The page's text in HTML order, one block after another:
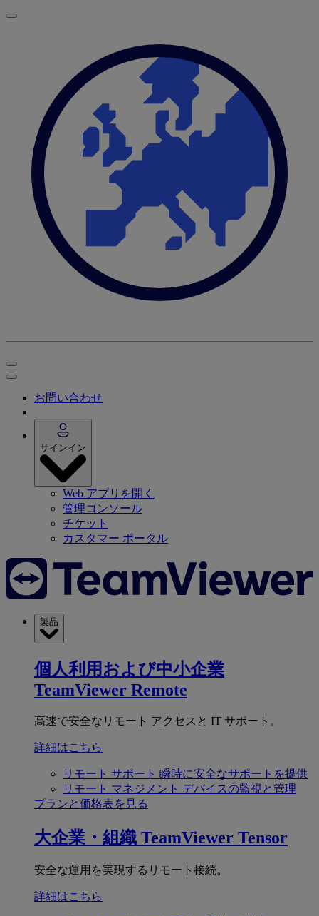
お問い合わせ
サインイン
Web アプリを開く
管理コンソール
チケット
カスタマー ポータル
製品
個人利用および中小企業
TeamViewer Remote
高速で安全なリモート アクセスと IT サポート。
詳細はこちら
リモート サポート 瞬時に安全なサポートを提供
リモート マネジメント デバイスの監視と管理
プランと価格表を見る
大企業・組織 TeamViewer Tensor
安全な運用を実現するリモート接続。
詳細はこちら